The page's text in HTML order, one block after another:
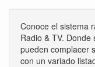
Conoce el sistema
Radio & TV.
pueden complacer
con un variado